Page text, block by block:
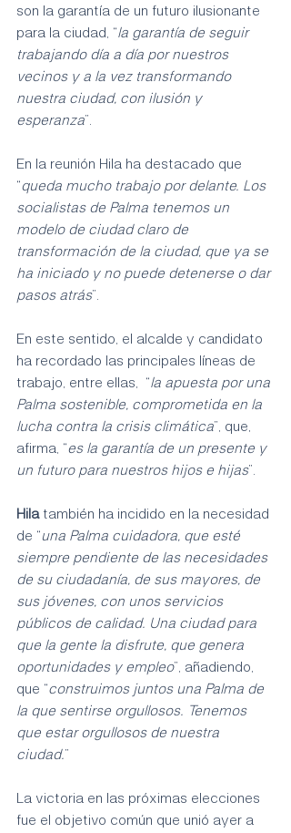
son la garantía de un futuro ilusionante
para la ciudad, “la garantía de seguir
trabajando día a día por nuestros
vecinos y a la vez transformando
nuestra ciudad, con ilusión y
esperanza”.
En la reunión Hila ha destacado que
“queda mucho trabajo por delante. Los
socialistas de Palma tenemos un
modelo de ciudad claro de
transformación de la ciudad, que ya se
ha iniciado y no puede detenerse o dar
pasos atrás”.
En este sentido, el alcalde y candidato
ha recordado las principales líneas de
trabajo, entre ellas,  “la apuesta por una
Palma sostenible, comprometida en la
lucha contra la crisis climática”, que,
afirma, “es la garantía de un presente y
un futuro para nuestros hijos e hijas”.
Hila también ha incidido en la necesidad
de “una Palma cuidadora, que esté
siempre pendiente de las necesidades
de su ciudadanía, de sus mayores, de
sus jóvenes, con unos servicios
públicos de calidad. Una ciudad para
que la gente la disfrute, que genera
oportunidades y empleo”, añadiendo,
que “construimos juntos una Palma de
la que sentirse orgullosos. Tenemos
que estar orgullosos de nuestra
ciudad.”
La victoria en las próximas elecciones
fue el objetivo común que unió ayer a